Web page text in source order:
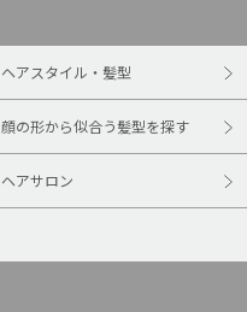
ヘアスタイル・髪型
顔の形から似合う髪型を探す
ヘアサロン